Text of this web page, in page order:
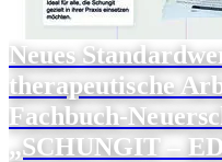
Neues
therapeutische
Fachbuch-
„SCHUNGIT –